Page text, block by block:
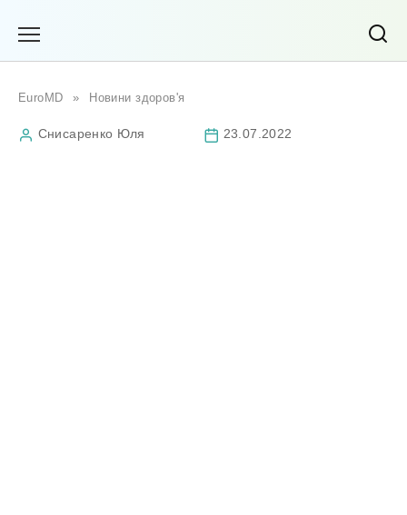
EuroMD » Новини здоров'я
Снисаренко Юля 23.07.2022